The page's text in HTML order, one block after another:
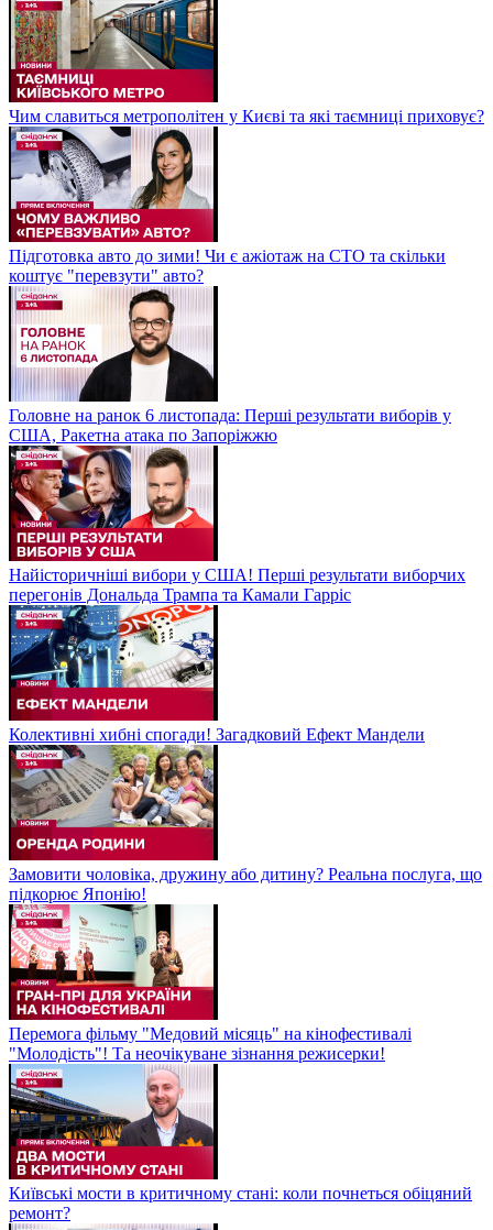
Чим славиться метрополітен у Києві та які таємниці приховує?
Підготовка авто до зими! Чи є ажіотаж на СТО та скільки
коштує "перевзути" авто?
Головне на ранок 6 листопада: Перші результати виборів у
США, Ракетна атака по Запоріжжю
Найісторичніші вибори у США! Перші результати виборчих
перегонів Дональда Трампа та Камали Гарріс
Колективні хибні спогади! Загадковий Ефект Мандели
Замовити чоловіка, дружину або дитину? Реальна послуга, що
підкорює Японію!
Перемога фільму "Медовий місяць" на кінофестивалі
"Молодість"! Та неочікуване зізнання режисерки!
Київські мости в критичному стані: коли почнеться обіцяний
ремонт?